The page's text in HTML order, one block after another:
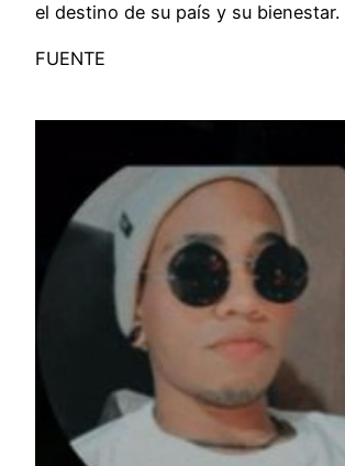
el destino de su país y su bienestar.
FUENTE